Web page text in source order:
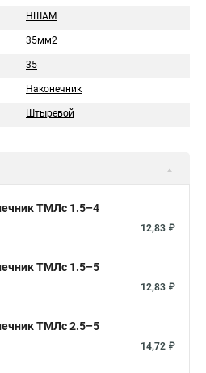
НШАМ
35мм2
35
Наконечник
Штыревой
ТМЛс 1.5–4
12,83 ₽
ТМЛс 1.5–5
12,83 ₽
ТМЛс 2.5–5
14,72 ₽